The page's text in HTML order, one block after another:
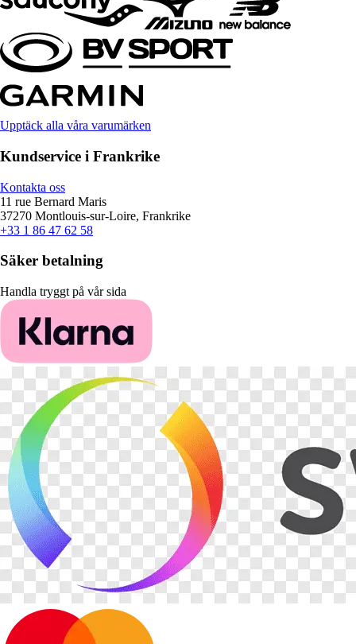
Upptäck alla våra varumärken
Kundservice i Frankrike
Kontakta oss
11 rue Bernard Maris
37270 Montlouis-sur-Loire, Frankrike
+33 1 86 47 62 58
Säker betalning
Handla tryggt på vår sida